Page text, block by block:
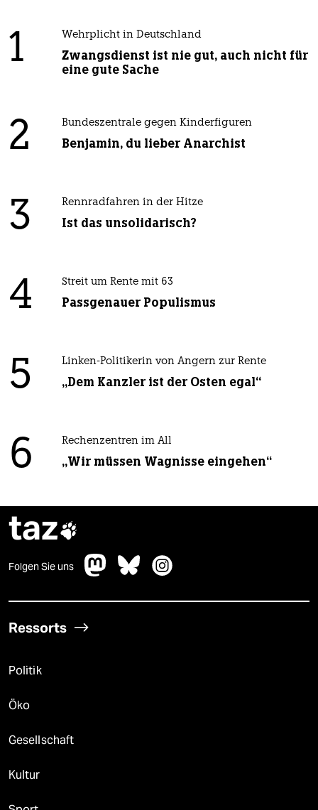
1 Wehrplicht in Deutschland
Zwangsdienst ist nie gut, auch nicht für
eine gute Sache
2 Bundeszentrale gegen Kinderfiguren
Benjamin, du lieber Anarchist
3 Rennradfahren in der Hitze
Ist das unsolidarisch?
4 Streit um Rente mit 63
Passgenauer Populismus
5 Linken-Politikerin von Angern zur Rente
„Dem Kanzler ist der Osten egal“
6 Rechenzentren im All
„Wir müssen Wagnisse eingehen“
taz
Folgen Sie uns
Ressorts
Politik
Öko
Gesellschaft
Kultur